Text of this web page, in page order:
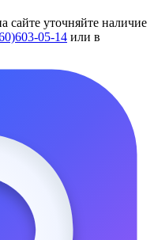
сайте уточняйте наличие
05-14 или в